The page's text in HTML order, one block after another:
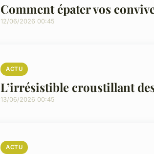
Comment épater vos
12/06/2026 00:45
ACTU
L’irrésistible croustillant
13/06/2026 00:45
ACTU